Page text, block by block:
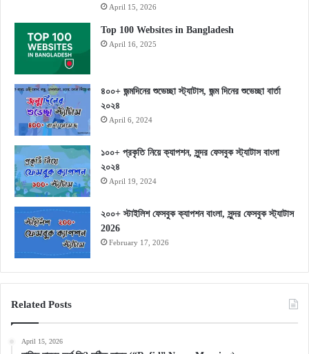
April 15, 2026
Top 100 Websites in Bangladesh
April 16, 2025
৪০০+ জন্মদিনের শুভেচ্ছা স্ট্যাটাস, জন্ম দিনের শুভেচ্ছা বার্তা
২০২৪
April 6, 2024
১০০+ প্রকৃতি নিয়ে ক্যাপশন, সুন্দর ফেসবুক স্ট্যাটাস বাংলা
২০২৪
April 19, 2024
২০০+ স্টাইলিশ ফেসবুক ক্যাপশন বাংলা, সুন্দর ফেসবুক স্ট্যাটাস
2026
February 17, 2026
Related Posts
April 15, 2026